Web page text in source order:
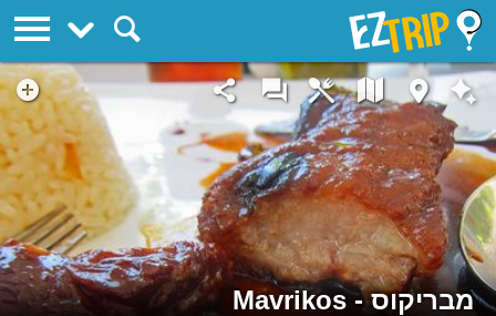
מבריקוס - Mavrikos
EZTrip